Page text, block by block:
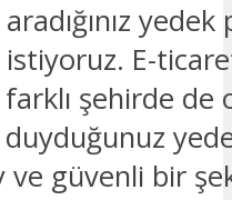
istiyoruz. E-
şehirde de
ve güvenli bir